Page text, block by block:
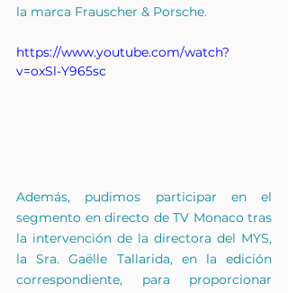
la marca Frauscher & Porsche.
https://www.youtube.com/watch?
v=oxSl-Y965sc
Además, pudimos participar en el
segmento en directo de TV Monaco tras
la intervención de la directora del MYS,
la Sra. Gaëlle Tallarida, en la edición
correspondiente, para proporcionar